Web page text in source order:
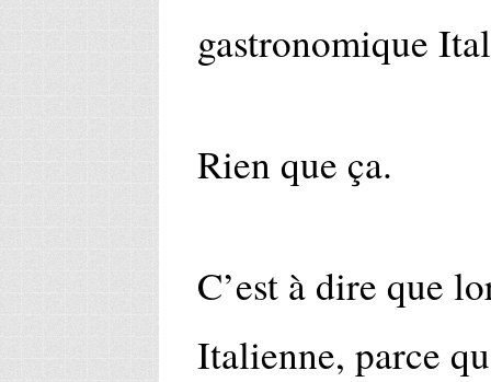
gastronomique
Rien que ça.
C’est à dire que
Italienne, parce